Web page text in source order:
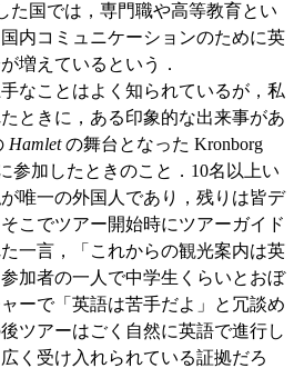
た国では，専門職や高等教育とい
内コミュニケーションのために英
増えているという．
なことはよく知られているが，私
ときに，ある印象的な出来事があ
Hamletの舞台となった Kronborg
参加したときのこと．10名以上い
唯一の外国人であり，残りは皆デ
こでツアー開始時にツアーガイド
一言，「これからの観光案内は英
加者の一人で中学生くらいとおぼ
ーで「英語は苦手だよ」と冗談め
ツアーはごく自然に英語で進行し
く受け入れられている証拠だろ